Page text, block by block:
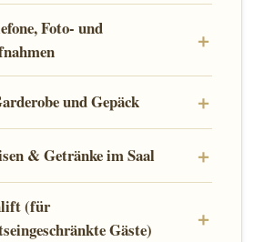
Foto- und
und Gepäck
& Getränke im Saal
(für
Gäste)